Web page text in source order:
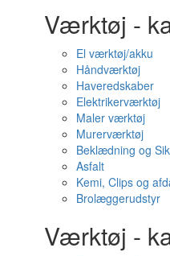
Værktøj -
El værktøj/akku
Håndværktøj
Haveredskaber
Elektrikerværktøj
Maler værktøj
Murerværktøj
Beklædning og
Asfalt
Kemi, Clips og
Brolæggerudstyr
Værktøj -